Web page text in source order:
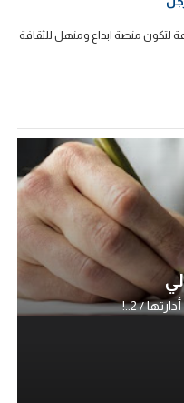
لتكون منصة ابداع ومنهل للثقافة
/ 2..!